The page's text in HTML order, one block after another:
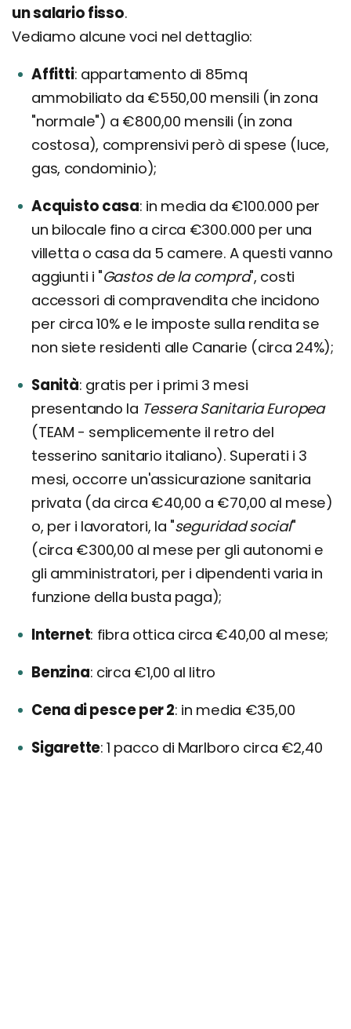
un salario fisso.
Vediamo alcune voci nel dettaglio:
Affitti appartamento di 85mq
ammobiliato da €550,00 mensili (in zona
"normale") a €800,00 mensili (in zona
costosa), comprensivi però di spese (luce,
gas, condominio);
Acquisto casa in media da €100.000 per
un bilocale fino a circa €300.000 per una
villetta o casa da 5 camere. A questi vanno
aggiunti i "Gastos de la compra", costi
accessori di compravendita che incidono
per circa 10% e le imposte sulla rendita se
non siete residenti alle Canarie (circa 24%);
Sanità gratis per i primi 3 mesi
presentando la Tessera Sanitaria Europea
(TEAM - semplicemente il retro del
tesserino sanitario italiano). Superati i 3
mesi, occorre un'assicurazione sanitaria
privata (da circa €40,00 a €70,00 al mese)
o, per i lavoratori, la "seguridad social"
(circa €300,00 al mese per gli autonomi e
gli amministratori, per i dipendenti varia in
funzione della busta paga);
Internet fibra ottica circa €40,00 al mese;
Benzina circa €1,00 al litro
Cena di pesce per 2 in media €35,00
Sigarette 1 pacco di Marlboro circa €2,40